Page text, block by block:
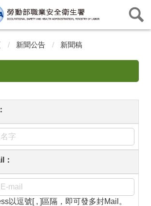
新聞公告 新聞稿
：
以逗號[ , ]區隔，即可發多封Mail。